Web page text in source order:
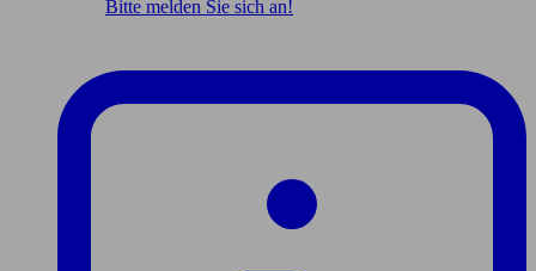
Bitte melden Sie sich an!